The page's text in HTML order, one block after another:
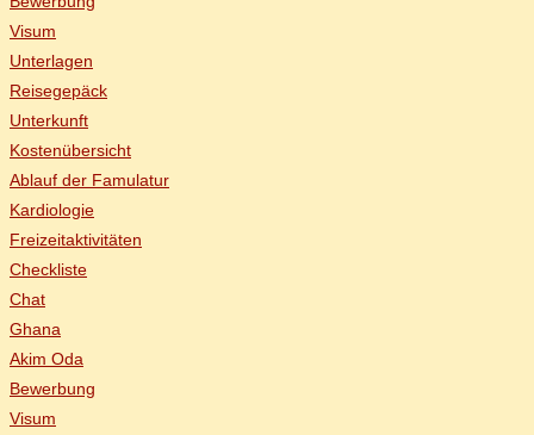
Vi­sum
Un­ter­la­gen
Rei­se­ge­päck
Un­ter­kunft
Kos­ten­über­sicht
Ab­lauf der Famulatur
Kar­dio­lo­gie
Frei­zeit­ak­ti­vi­tä­ten
Check­lis­te
Chat
Gha­na
Akim Oda
Be­wer­bung
Vi­sum